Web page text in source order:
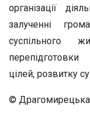
організації
залученні
суспільного
цілей, розвитку
©